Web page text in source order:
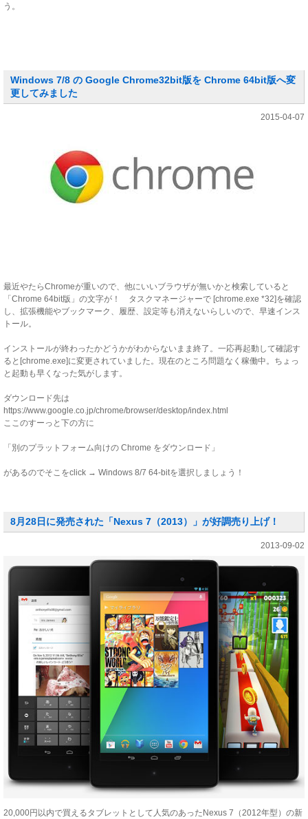
う。
Windows 7/8 の Google Chrome32bit版を Chrome 64bit版へ変
更してみました
2015-04-07
最近やたらChromeが重いので、他にいいブラウザが無いかと検索していると
「Chrome 64bit版」の文字が！ タスクマネージャーで [chrome.exe *32]を確認
し、拡張機能やブックマーク、履歴、設定等も消えないらしいので、早速インス
トール。
インストールが終わったかどうかがわからないまま終了。一応再起動して確認す
ると[chrome.exe]に変更されていました。現在のところ問題なく稼働中。ちょっ
と起動も早くなった気がします。
ダウンロード先は
https://www.google.co.jp/chrome/browser/desktop/index.html
ここのすーっと下の方に
「別のプラットフォーム向けの Chrome をダウンロード」
があるのでそこをclick → Windows 8/7 64-bitを選択しましょう！
8月28日に発売された「Nexus 7（2013）」が好調売り上げ！
2013-09-02
20,000円以内で買えるタブレットとして人気のあったNexus 7（2012年型）の新